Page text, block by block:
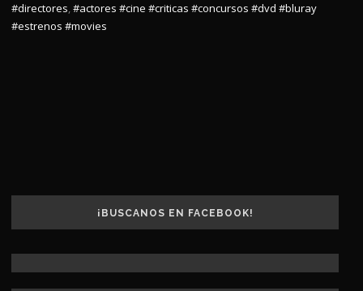
#directores,#actores #cine #criticas #concursos #dvd #bluray
#estrenos #movies
¡BUSCANOS EN FACEBOOK!